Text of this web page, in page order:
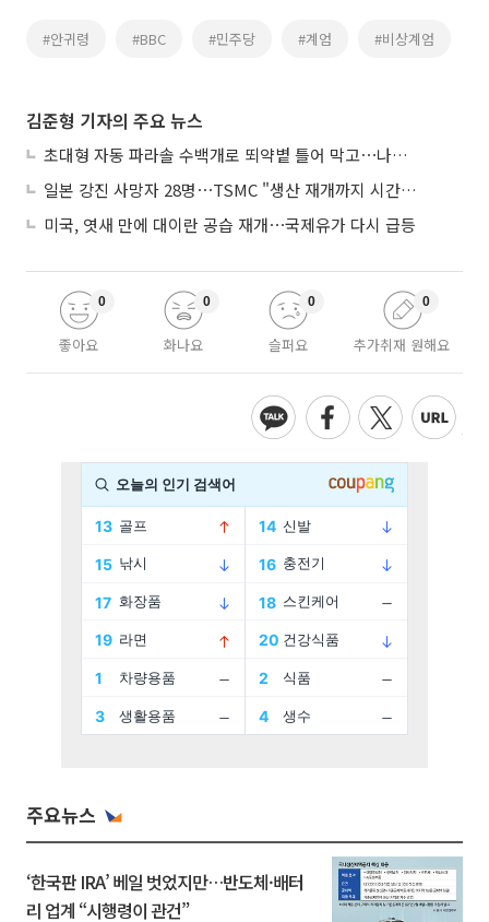
#안귀령 #BBC #민주당 #계엄 #비상계엄
김준형 기자의 주요 뉴스
초대형 자동 파라솔 수백개로 뙤약볕 틀어 막고⋯나라별 폭염 생존법
일본 강진 사망자 28명⋯TSMC "생산 재개까지 시간 필요해"
미국, 엿새 만에 대이란 공습 재개⋯국제유가 다시 급등
좋아요
0
화나요
0
슬퍼요
0
추가취재 원해요
0
주요뉴스
‘한국판 IRA’ 베일 벗었지만…반도체·배터
리 업계 “시행령이 관건”